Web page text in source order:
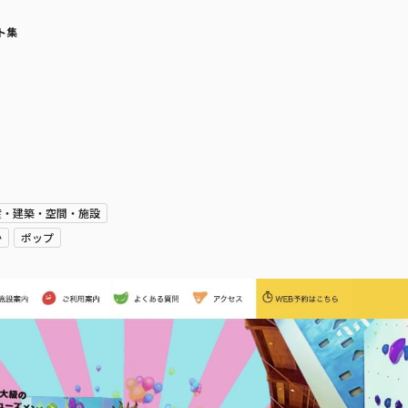
集
建築・空間・施設
ポップ